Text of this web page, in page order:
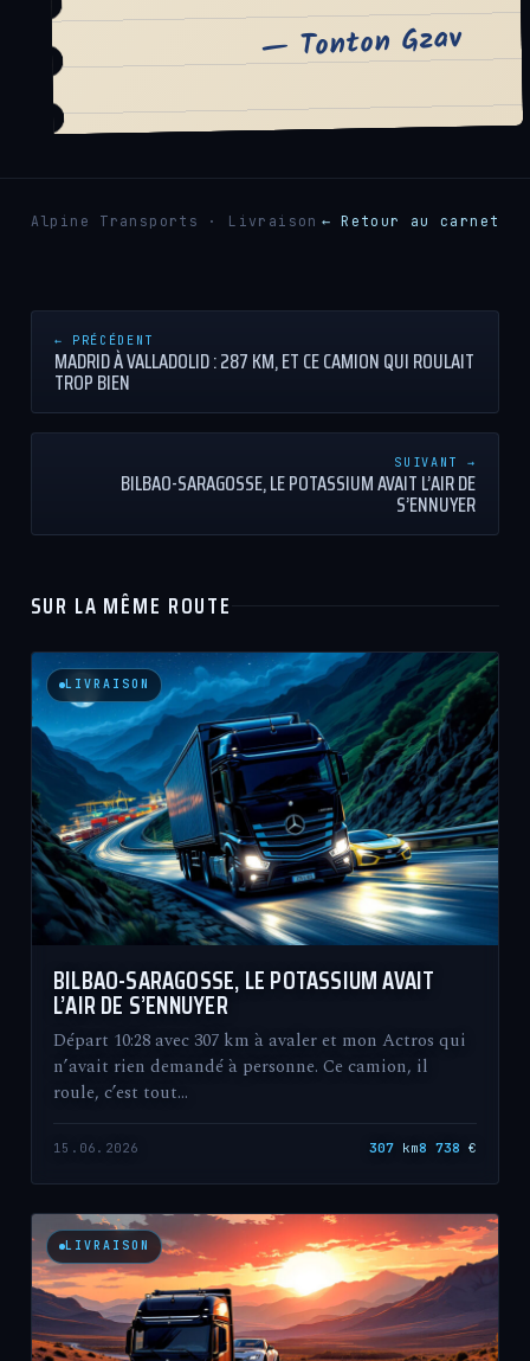
— Tonton Gzav
Alpine Transports · Livraison ← Retour au carnet
← PRÉCÉDENT
MADRID À VALLADOLID : 287 KM, ET CE CAMION QUI ROULAIT
TROP BIEN
SUIVANT →
BILBAO-SARAGOSSE, LE POTASSIUM AVAIT L’AIR DE
S’ENNUYER
SUR LA MÊME ROUTE
LIVRAISON
BILBAO-SARAGOSSE, LE POTASSIUM AVAIT
L’AIR DE S’ENNUYER
Départ 10:28 avec 307 km à avaler et mon Actros qui
n’avait rien demandé à personne. Ce camion, il
roule, c’est tout…
15.06.2026 307 km8 738 €
LIVRAISON